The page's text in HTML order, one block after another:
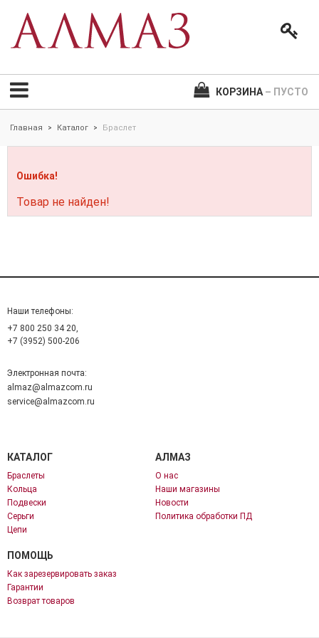
КОРЗИНА – ПУСТО
Главная > Каталог > Браслет
Ошибка!
Товар не найден!
Наши телефоны:
+7 800 250 34 20,
+7 (3952) 500-206
Электронная почта:
almaz@almazcom.ru
service@almazcom.ru
КАТАЛОГ
Браслеты
Кольца
Подвески
Серьги
Цепи
АЛМАЗ
О нас
Наши магазины
Новости
Политика обработки ПД
ПОМОЩЬ
Как зарезервировать заказ
Гарантии
Возврат товаров